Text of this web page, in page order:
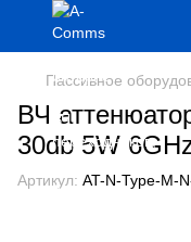
Пассивное
ВЧ
30db 5W
Артикул: AT-N-Type-M-